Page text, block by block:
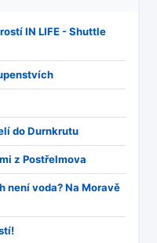
IN LIFE - Shuttle
do Durnkrutu
z Postřelmova
není voda? Na Moravě